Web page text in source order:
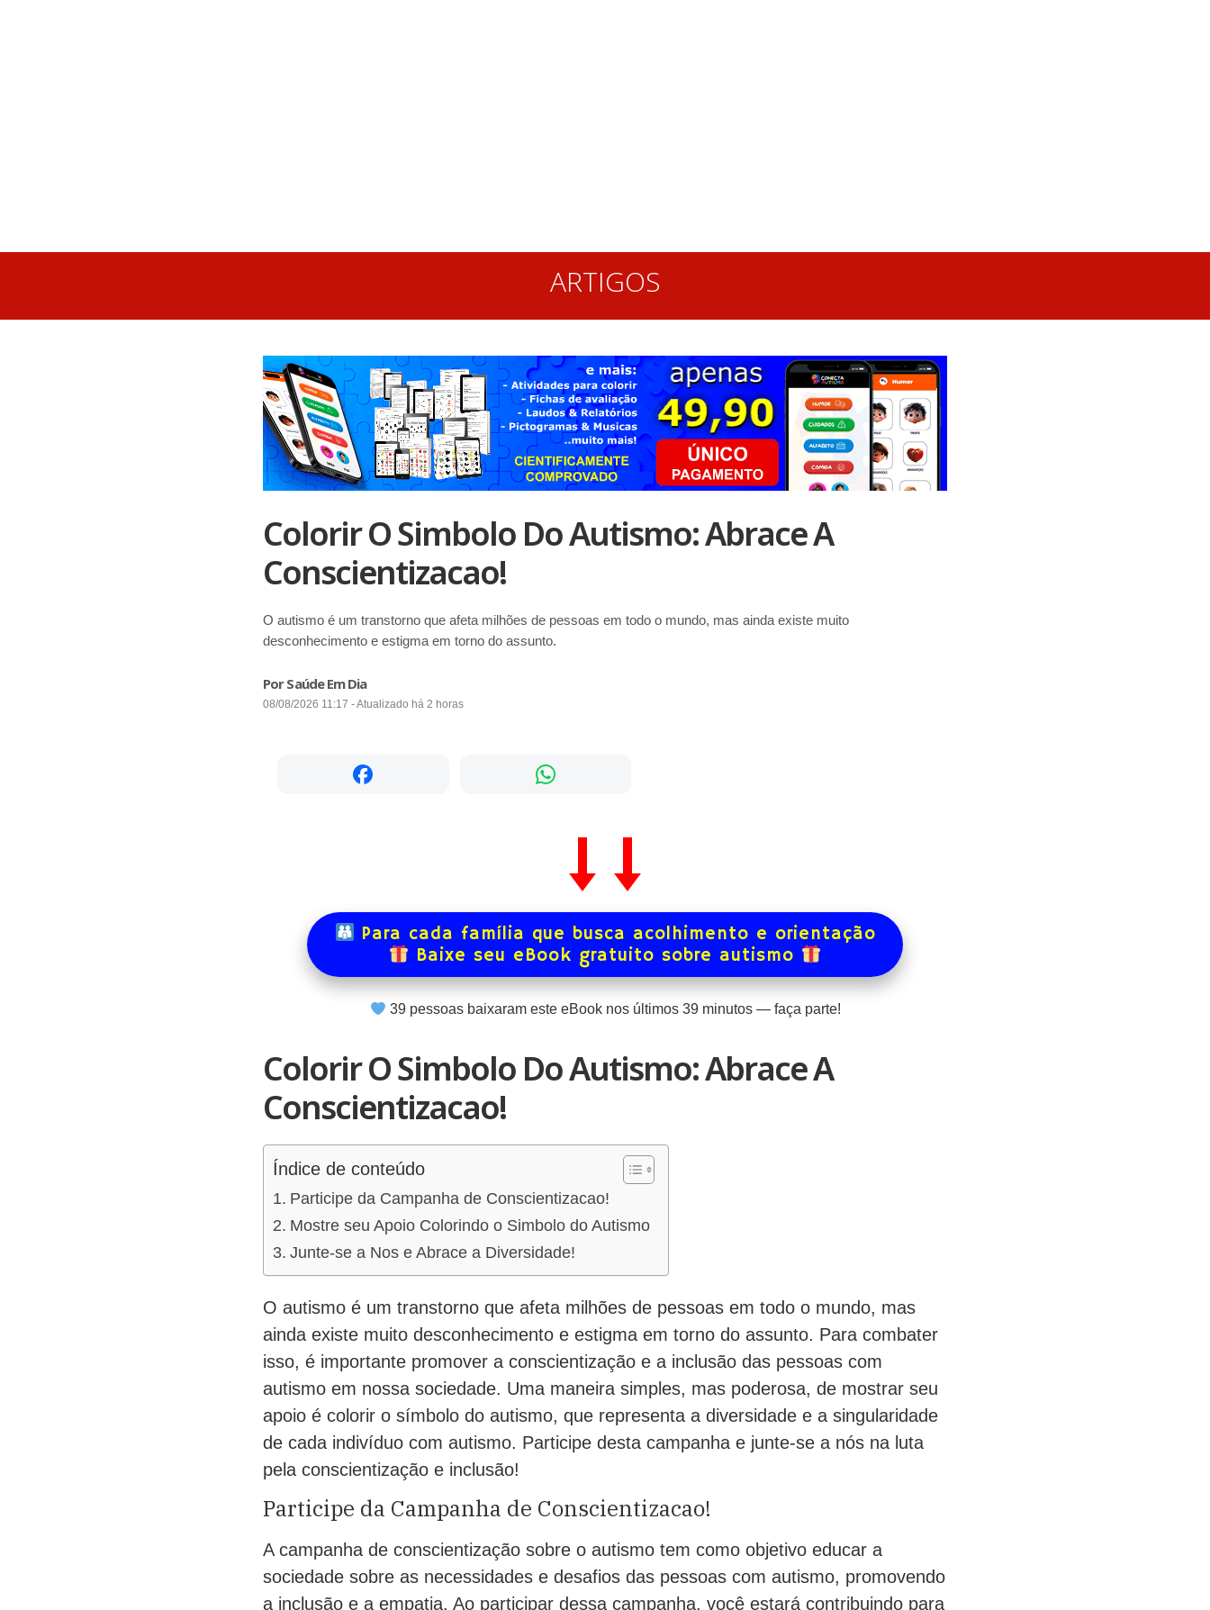
ARTIGOS
Colorir O Simbolo Do Autismo: Abrace A
Conscientizacao!
O autismo é um transtorno que afeta milhões de pessoas em todo o mundo, mas ainda existe muito
desconhecimento e estigma em torno do assunto.
Por Saúde Em Dia
08/08/2026 11:17 - Atualizado há 2 horas
Para cada família que busca acolhimento e orientação
Baixe seu eBook gratuito sobre autismo
39pessoas baixaram este eBook nos últimos 39minutos — faça parte!
Colorir O Simbolo Do Autismo: Abrace A
Conscientizacao!
Índice de conteúdo
Participe da Campanha de Conscientizacao!
Mostre seu Apoio Colorindo o Simbolo do Autismo
Junte-se a Nos e Abrace a Diversidade!
O autismo é um transtorno que afeta milhões de pessoas em todo o mundo, mas
ainda existe muito desconhecimento e estigma em torno do assunto. Para combater
isso, é importante promover a conscientização e a inclusão das pessoas com
autismo em nossa sociedade. Uma maneira simples, mas poderosa, de mostrar seu
apoio é colorir o símbolo do autismo, que representa a diversidade e a singularidade
de cada indivíduo com autismo. Participe desta campanha e junte-se a nós na luta
pela conscientização e inclusão!
Participe da Campanha de Conscientizacao!
A campanha de conscientização sobre o autismo tem como objetivo educar a
sociedade sobre as necessidades e desafios das pessoas com autismo, promovendo
a inclusão e a empatia. Ao participar dessa campanha, você estará contribuindo para